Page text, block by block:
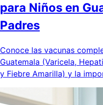
para Niños en
Padres
Conoce las vacunas
Guatemala (Varicela,
y Fiebre Amarilla) y la